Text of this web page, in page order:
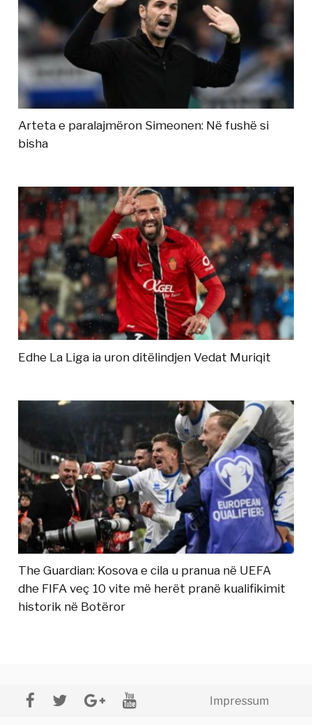
Arteta e paralajmëron Simeonen: Në fushë si
bisha
Edhe La Liga ia uron ditëlindjen Vedat Muriqit
The Guardian: Kosova e cila u pranua në UEFA
dhe FIFA veç 10 vite më herët pranë kualifikimit
historik në Botëror
Impressum